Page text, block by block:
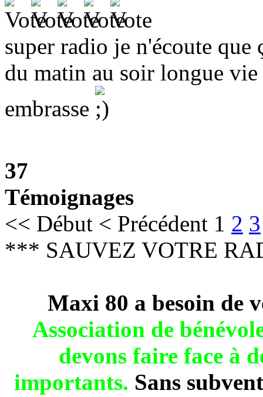
super radio je n'écoute
du matin au soir longue
embrasse
37
Témoignages
<< Début < Précédent 1 2 3
*** SAUVEZ VOTRE
Maxi 80 a besoin de
Association de
devons faire face à
importants. Sans